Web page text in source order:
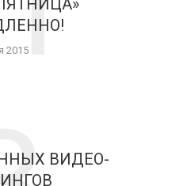
2015
ВИДЕО-